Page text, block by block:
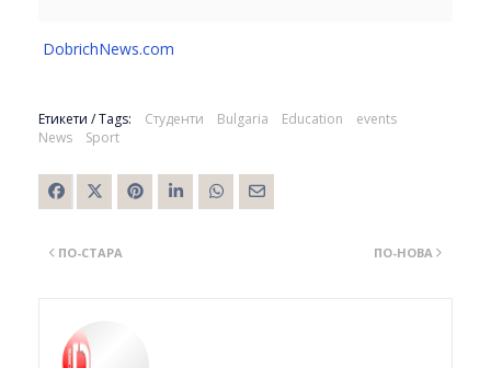
DobrichNews.com
Етикети / Tags: Студенти Bulgaria Education
events
News
Sport
ПО-НОВА
ПО-СТАРА